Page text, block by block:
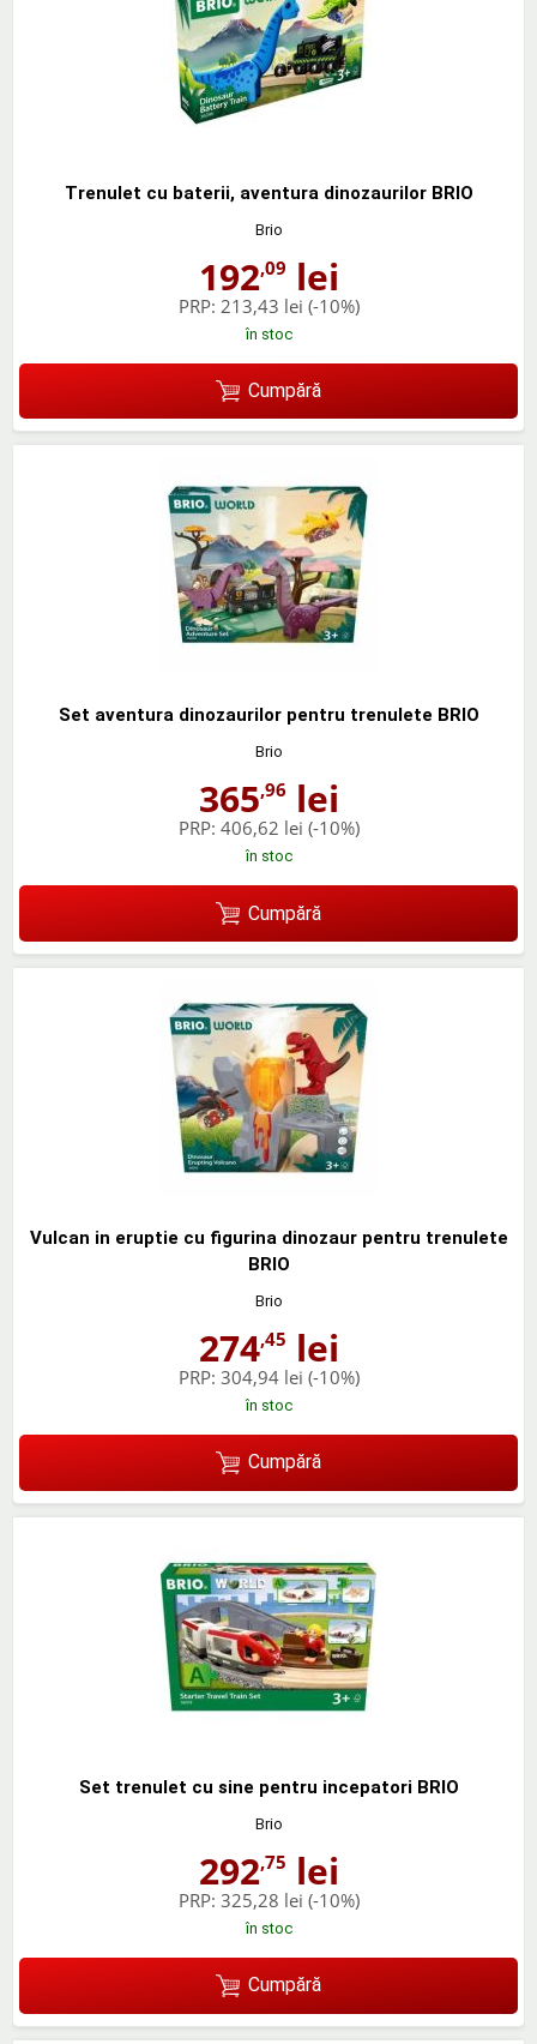
Trenulet cu baterii, aventura dinozaurilor BRIO
Brio
192,09 lei
PRP: 213,43 lei (-10%)
în stoc
Cumpără
Set aventura dinozaurilor pentru trenulete BRIO
Brio
365,96 lei
PRP: 406,62 lei (-10%)
în stoc
Cumpără
Vulcan in eruptie cu figurina dinozaur pentru trenulete
BRIO
Brio
274,45 lei
PRP: 304,94 lei (-10%)
în stoc
Cumpără
Set trenulet cu sine pentru incepatori BRIO
Brio
292,75 lei
PRP: 325,28 lei (-10%)
în stoc
Cumpără